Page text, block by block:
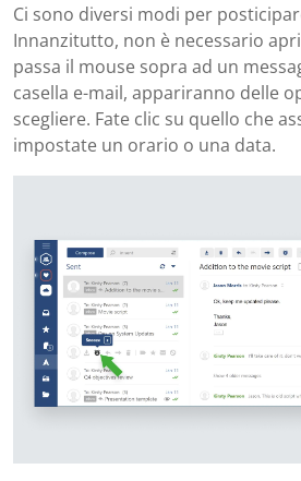
Ci sono diversi modi per
Innanzitutto, non è necessario
passa il mouse sopra ad un
casella e-mail, appariranno delle
scegliere. Fate clic su quello che
impostate un orario o una data.